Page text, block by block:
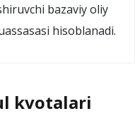
bazaviy oliy
hisoblanadi.
kvotalari